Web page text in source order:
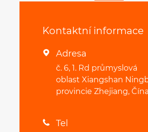
Kontaktní informace
 Adresa
č. 6, 1. Rd průmyslová
oblast Xiangshan
provincie Zhejiang, Čína
 Tel